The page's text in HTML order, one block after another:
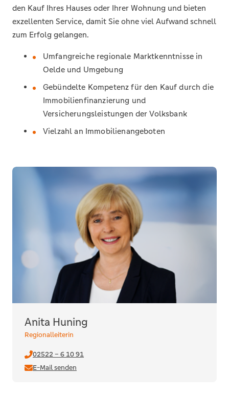
den Kauf Ihres Hauses oder Ihrer Wohnung und bieten
exzellenten Service, damit Sie ohne viel Aufwand schnell
zum Erfolg gelangen.
Umfangreiche regionale Marktkenntnisse in
Oelde und Umgebung
Gebündelte Kompetenz für den Kauf durch die
Immobilienfinanzierung und
Versicherungsleistungen der Volksbank
Vielzahl an Immobilienangeboten
Anita Huning
Regionalleiterin
02522 – 6 10 91
E-Mail senden